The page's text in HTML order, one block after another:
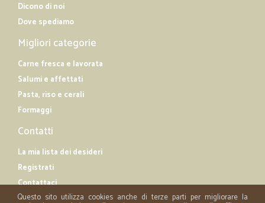
Dicono di noi
Dove spediamo
Migliori categorie
Carne fresca e lavorata
Salumi e affettati
Pasta, riso e cerali
Formaggi
Contatti
La mia lista dei desideri
Registrati
Contattaci
Questo sito utilizza cookies anche di terze parti per migliorare la